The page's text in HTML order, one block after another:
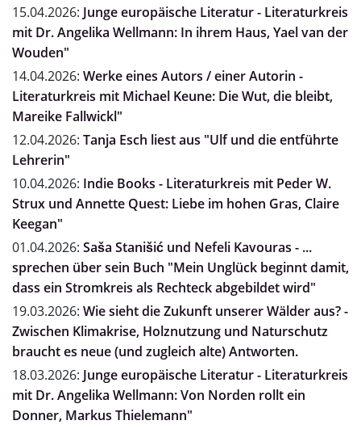
15.04.2026: Junge europäische Literatur - Literaturkreis
mit Dr. Angelika Wellmann: In ihrem Haus, Yael van der
Wouden"
14.04.2026: Werke eines Autors / einer Autorin -
Literaturkreis mit Michael Keune: Die Wut, die bleibt,
Mareike Fallwickl"
12.04.2026: Tanja Esch liest aus "Ulf und die entführte
Lehrerin"
10.04.2026: Indie Books - Literaturkreis mit Peder W.
Strux und Annette Quest: Liebe im hohen Gras, Claire
Keegan"
01.04.2026: Saša Stanišić und Nefeli Kavouras - ...
sprechen über sein Buch "Mein Unglück beginnt damit,
dass ein Stromkreis als Rechteck abgebildet wird"
19.03.2026: Wie sieht die Zukunft unserer Wälder aus? -
Zwischen Klimakrise, Holznutzung und Naturschutz
braucht es neue (und zugleich alte) Antworten.
18.03.2026: Junge europäische Literatur - Literaturkreis
mit Dr. Angelika Wellmann: Von Norden rollt ein
Donner, Markus Thielemann"